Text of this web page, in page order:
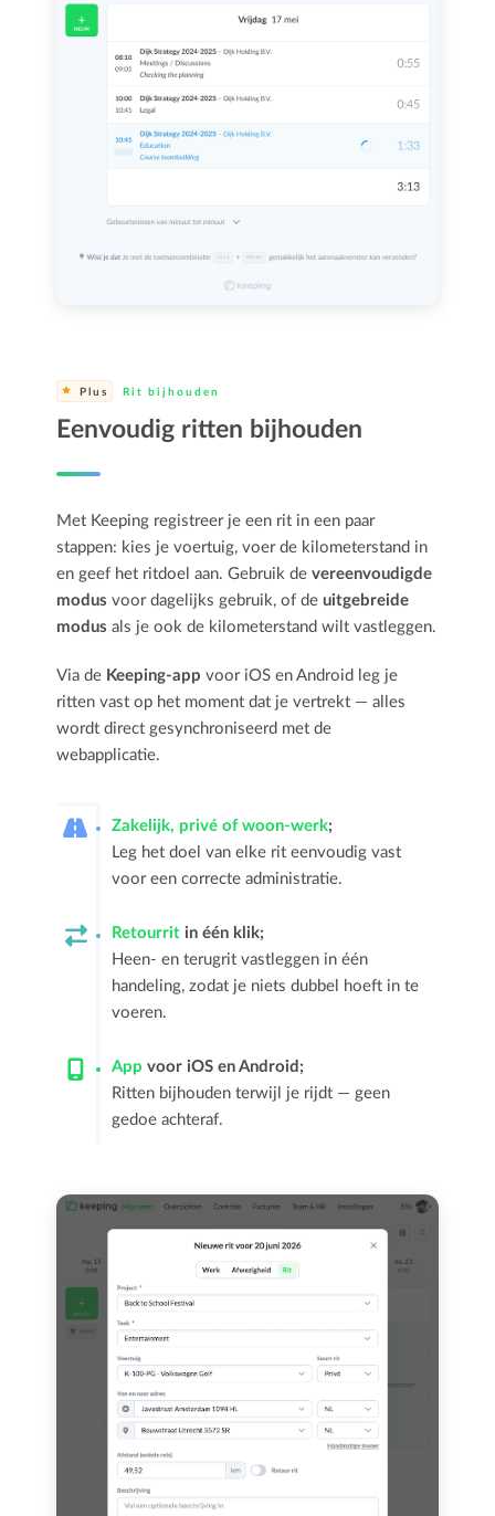
Plus Rit bijhouden
Eenvoudig ritten bijhouden
Met Keeping registreer je een rit in een paar
stappen: kies je voertuig, voer de kilometerstand in
en geef het ritdoel aan. Gebruik devereenvoudigde
modus voor dagelijks gebruik, of deuitgebreide
modus als je ook de kilometerstand wilt vastleggen.
Via de Keeping-app voor iOS en Android leg je
ritten vast op het moment dat je vertrekt — alles
wordt direct gesynchroniseerd met de
webapplicatie.
Zakelijk, privé of woon-werk;
Leg het doel van elke rit eenvoudig vast
voor een correcte administratie.
Retourrit in één klik;
Heen- en terugrit vastleggen in één
handeling, zodat je niets dubbel hoeft in te
voeren.
App voor iOS en Android;
Ritten bijhouden terwijl je rijdt — geen
gedoe achteraf.